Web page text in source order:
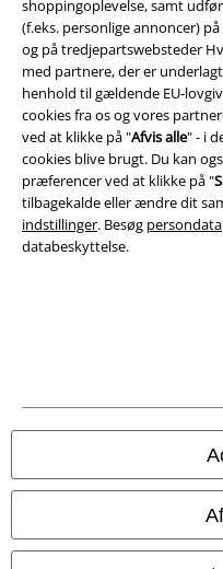
shoppingoplevelse, samt
(f.eks. personlige annoncer)
og på tredjepartswebsteder
med partnere, der er
henhold til gældende EU-
cookies fra os og vores
ved at klikke på "Afvis alle" - i
cookies blive brugt. Du kan
præferencer ved at klikke på "
tilbagekalde eller ændre dit
indstillinger. Besøg
databeskyttelse.
Juridisk
Salgs-, medlems- &
Om EMP Danmark
Persondatapolitik
Alle priser er inkl. moms.
garanteret.